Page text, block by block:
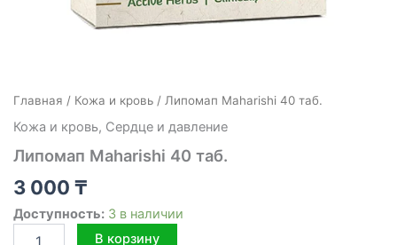
Главная / Кожа и кровь/ Липомап Maharishi 40 таб.
Кожа и кровь, Сердце и давление
Липомап Maharishi 40 таб.
3 000 ₸
Доступность: 3 в наличии
В корзину